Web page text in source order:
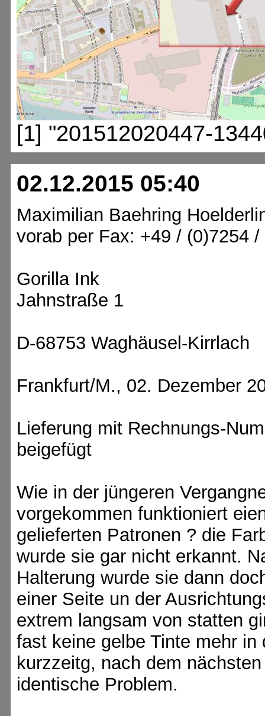
[1] "201512020447-
02.12.2015 05:40
Maximilian Baehring
vorab per Fax: +49 / (0)7254 /
Gorilla Ink
Jahnstraße 1
D-68753 Waghäusel-Kirrlach
Frankfurt/M., 02. Dezember
Lieferung mit Rechnungs-
beigefügt
Wie in der jüngeren
vorgekommen funktioniert
gelieferten Patronen ? die
wurde sie gar nicht erkannt.
Halterung wurde sie dann
einer Seite un der
extrem langsam von statten
fast keine gelbe Tinte mehr
kurzzeitg, nach dem
identische Problem.